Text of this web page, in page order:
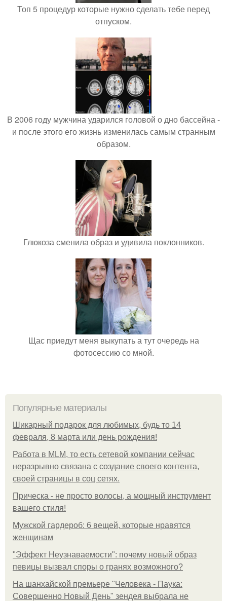
Топ 5 процедур которые нужно сделать тебе перед
отпуском.
В 2006 году мужчина ударился головой о дно бассейна -
и после этого его жизнь изменилась самым странным
образом.
Глюкоза сменила образ и удивила поклонников.
Щас приедут меня выкупать а тут очередь на
фотосессию со мной.
Популярные материалы
Шикарный подарок для любимых, будь то 14
февраля, 8 марта или день рождения!
Работа в MLM, то есть сетевой компании сейчас
неразрывно связана с создание своего контента,
своей страницы в соц сетях.
Прическа - не просто волосы, а мощный инструмент
вашего стиля!
Мужской гардероб: 6 вещей, которые нравятся
женщинам
"Эффект Неузнаваемости": почему новый образ
певицы вызвал споры о гранях возможного?
На шанхайской премьере "Человека - Паука:
Совершенно Новый День" зендея выбрала не